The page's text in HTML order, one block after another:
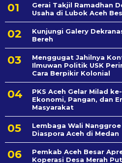
Gerai Takjil Ramadhan
Usaha di Lubok Aceh
Kunjungi Galery
Bereh
Menggugat Jahilnya
Ilmuwan Politik USK
Cara Berpikir Kolonial
PKS Aceh Gelar Milad
Ekonomi, Pangan, dan
Masyarakat
Lembaga Wali
Diaspora Aceh di Medan
Pemkab Aceh Besar
Koperasi Desa Merah